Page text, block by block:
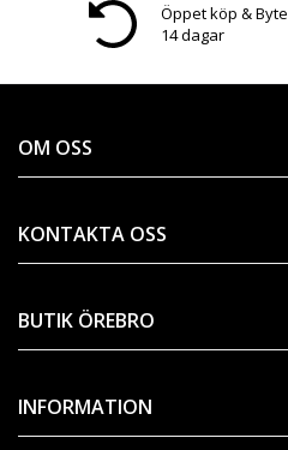
Öppet köp &
14 dagar
OM OSS
KONTAKTA OSS
BUTIK ÖREBRO
INFORMATION